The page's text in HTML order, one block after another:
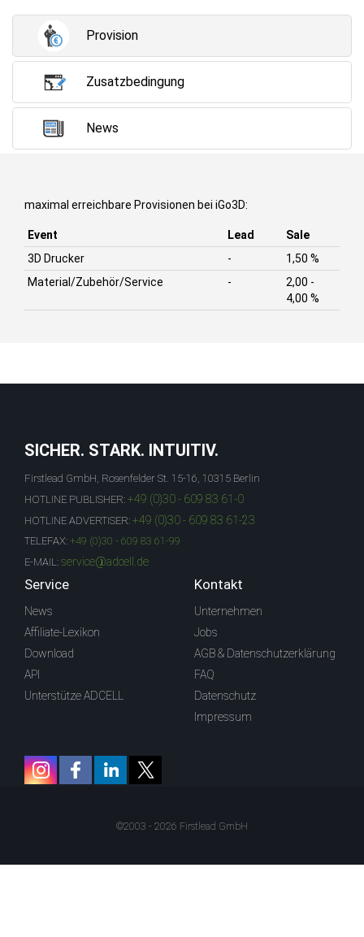
Provision
Zusatzbedingung
News
maximal erreichbare Provisionen bei iGo3D:
Event Lead
Sale
3D Drucker
-
1,50 %
Material/Zubehör/Service
-
2,00 -
4,00 %
SICHER. STARK. INTUITIV.
Firstlead GmbH, Rosenfelder St. 15-16, 10315 Berlin
HOTLINE PUBLISHER: +49 (0)30 - 609 83 61-0
HOTLINE ADVERTISER: +49 (0)30 - 609 83 61-23
TELEFAX: +49 (0)30 - 609 83 61-99
E-MAIL: service@adcell.de
Service
News
Affiliate-Lexikon
Download
API
Unterstütze ADCELL
Kontakt
Unternehmen
Jobs
AGB & Datenschutzerklärung
FAQ
Datenschutz
Impressum
©2003 - 2026 Firstlead GmbH